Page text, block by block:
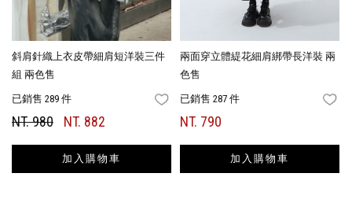
斜肩針織上衣皮帶細肩短洋裝三件
組 兩色售
已銷售 289 件 FAVORITES
NT. 980 NT. 882
加入購物車
兩面穿立體緹花細肩綁帶長洋裝 兩
色售
已銷售 287 件
NT. 790
加入購物車